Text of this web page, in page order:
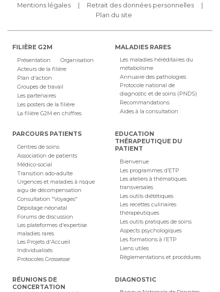
Mentions légales
Retrait des données personnelles
Plan du site
FILIÈRE G2M
Présentation
Organisation
Acteurs de la filière
Plan d'action
Groupes de travail
Les partenaires
Les posters de la filière
La filière G2M en chiffres
MALADIES RARES
Les maladies héréditaires du
métabolisme
Annuaire des pathologies
Protocole national de
diagnostic et de soins (PNDS)
Recommandations
Aides à la consultation
PARCOURS PATIENTS
Centres de soins
Association de patients
Médico-social
Transition ado-adulte
Urgences et maladies à risque
aigu de décompensation
Consultation "Voyages"
Dépistage néonatal
Forums de discussion
Les plateformes d'expertise
maladies rares
Les Projets d'Accueil
Individualisés
Protocoles Grossesse
EDUCATION
THÉRAPEUTIQUE DU
PATIENT
Bienvenue
Les programmes d’ETP
Les ateliers à thématiques
transversales
Les outils diététiques
Les recettes culinaires
thérapeutiques
Les outils pratiques de soins
Aspects psychologiques
Les formations à l’ETP
Liens utiles
Règlementations et procédures
RÉUNIONS DE
CONCERTATION
DIAGNOSTIC